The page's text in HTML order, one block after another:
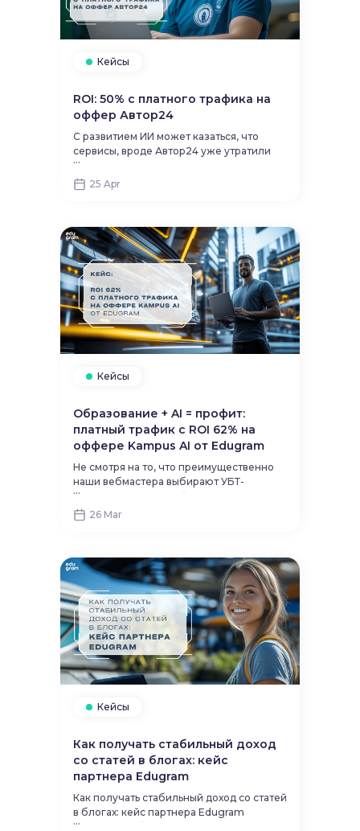
Кейсы
ROI: 50% с платного трафика на
оффер Автор24
С развитием ИИ может казаться, что
сервисы, вроде Автор24 уже утратили
свою актуальность. Новый кейс нашего
вебмастера доказывает, что это совсем
не так по нескольким причинам:
...
25 Apr
Кейсы
Образование + AI = профит:
платный трафик с ROI 62% на
оффере Kampus AI от Edugram‍
Не смотря на то, что преимущественно
наши вебмастера выбирают УБТ-
источники (условно бесплатные),
некоторые успешно продвигают
офферы Edugram и при помощи платных
трафике с Google-поиска.
...
26 Mar
Кейсы
Как получать стабильный доход
со статей в блогах: кейс
партнера Edugram
Как получать стабильный доход со статей
в блогах: кейс партнера Edugram
Сегодня разберём один из самых
...